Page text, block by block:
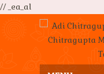
// _ea_al